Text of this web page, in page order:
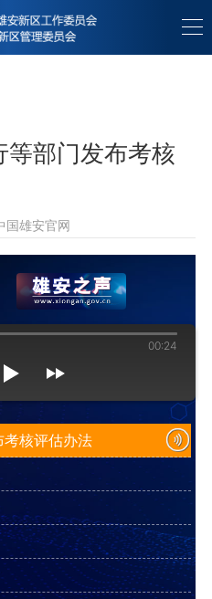
等部门发布考核
国雄安官网
核评估办法
00:24